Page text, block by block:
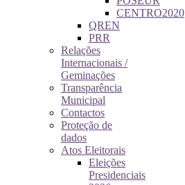
CENTRO2020
QREN
PRR
Relações
Internacionais /
Geminações
Transparência
Municipal
Contactos
Proteção de
dados
Atos Eleitorais
Eleições
Presidenciais